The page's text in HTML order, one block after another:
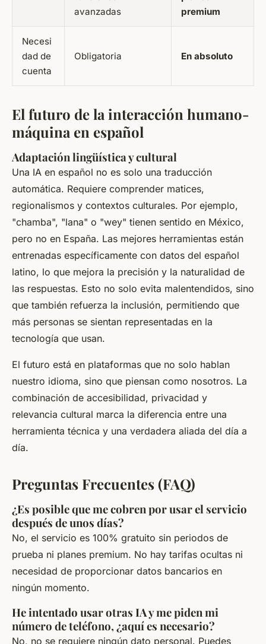
avanzadas
premium
Necesi
dad de
cuenta
Obligatoria En absoluto
El futuro de la interacción humano-
máquina en español
Adaptación lingüística y cultural
Una IA en español no es solo una traducción
automática. Requiere comprender matices,
regionalismos y contextos culturales. Por ejemplo,
"chamba", "lana" o "wey" tienen sentido en México,
pero no en España. Las mejores herramientas están
entrenadas específicamente con datos del español
latino, lo que mejora la precisión y la naturalidad de
las respuestas. Esto no solo evita malentendidos, sino
que también refuerza la inclusión, permitiendo que
más personas se sientan representadas en la
tecnología que usan.
El futuro está en plataformas que no solo hablan
nuestro idioma, sino que piensan como nosotros. La
combinación de accesibilidad, privacidad y
relevancia cultural marca la diferencia entre una
herramienta técnica y una verdadera aliada del día a
día.
Preguntas Frecuentes (FAQ)
¿Es posible que me cobren por usar el servicio
después de unos días?
No, el servicio es 100% gratuito sin periodos de
prueba ni planes premium. No hay tarifas ocultas ni
necesidad de proporcionar datos bancarios en
ningún momento.
He intentado usar otras IA y me piden mi
número de teléfono, ¿aquí es necesario?
No, no se requiere ningún dato personal. Puedes